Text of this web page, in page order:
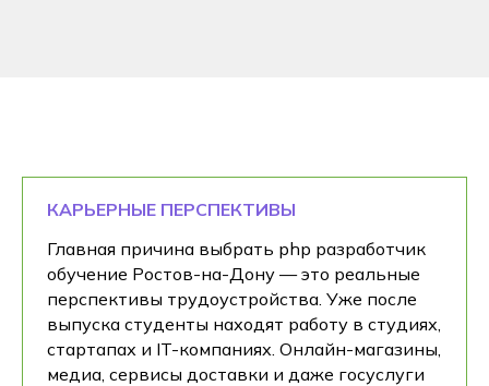
КАРЬЕРНЫЕ ПЕРСПЕКТИВЫ
Главная причина выбрать php разработчик
обучение Ростов-на-Дону — это реальные
перспективы трудоустройства. Уже после
выпуска студенты находят работу в студиях,
стартапах и IT-компаниях. Онлайн-магазины,
медиа, сервисы доставки и даже госуслуги